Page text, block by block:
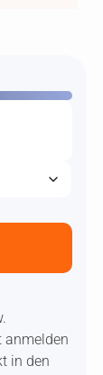
anmelden
in den